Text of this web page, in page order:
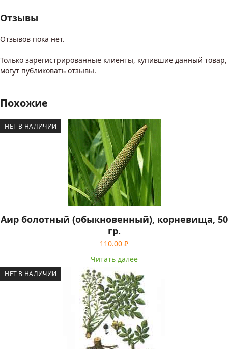
Отзывы
Отзывов пока нет.
Только зарегистрированные клиенты, купившие данный товар,
могут публиковать отзывы.
Похожие
НЕТ В НАЛИЧИИ
Аир болотный (обыкновенный), корневища, 50
гр.
110.00 ₽
Читать далее
НЕТ В НАЛИЧИИ